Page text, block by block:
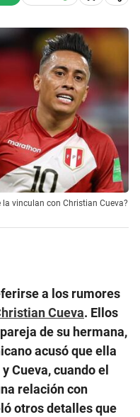
la vinculan con Christian Cueva?
a los rumores
Cueva. Ellos
de su hermana,
acusó que ella
Cueva, cuando el
relación con
otros detalles que